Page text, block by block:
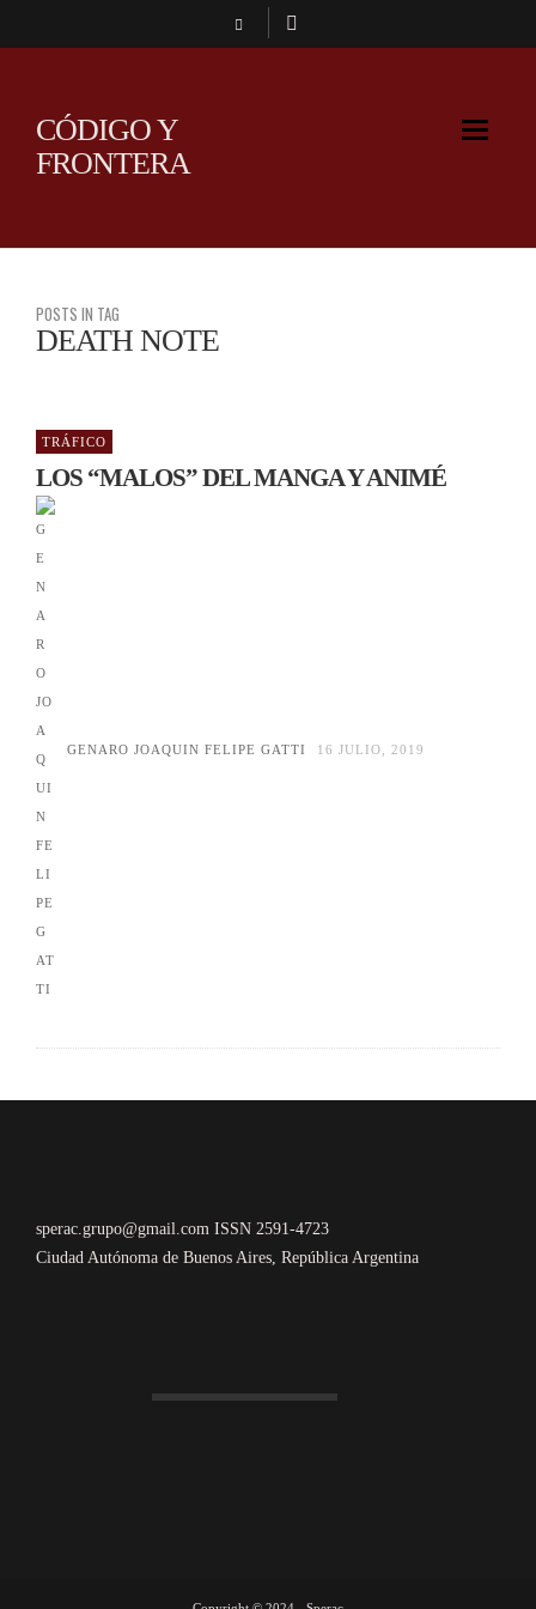
CÓDIGO Y
FRONTERA
POSTS IN TAG
DEATH NOTE
TRÁFICO
LOS “MALOS” DEL MANGA Y ANIMÉ
GENARO JOAQUIN FELIPE GATTI 16 JULIO, 2019
sperac.grupo@gmail.com ISSN 2591-4723
Ciudad Autónoma de Buenos Aires, República Argentina